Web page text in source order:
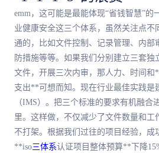
emm，这可能是最能体现“省钱智慧”的
业健康安全这三个体系，虽然关注点不
通的，比如文件控制、记录管理、内部
防措施等等。如果我们分别建立三套独
文件，开展三次内审，那人力、时间和
支出**可想而知。现在行业最佳实践是
（IMS）。把三个标准的要求有机融合
里。这样做，不仅减少了文件数量和工
不打架。根据我们过往的项目经验，成
**iso三体系认证项目整体预算**下降